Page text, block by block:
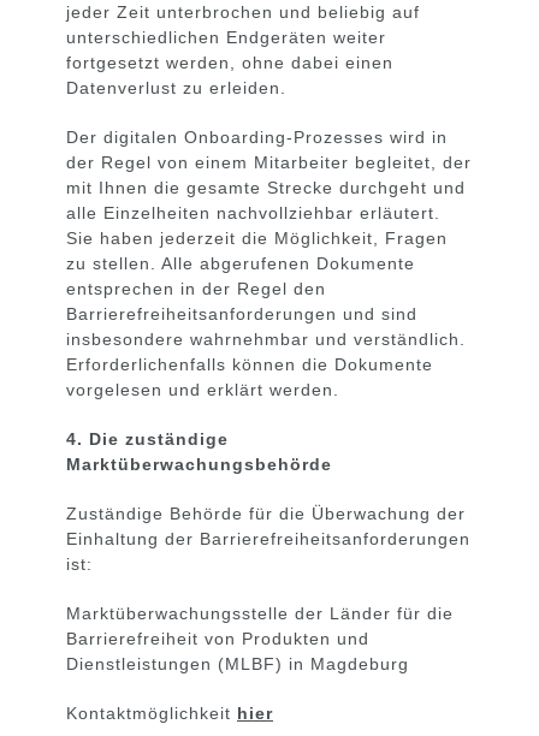
jeder Zeit unterbrochen und beliebig auf
unterschiedlichen Endgeräten weiter
fortgesetzt werden, ohne dabei einen
Datenverlust zu erleiden.
Der digitalen Onboarding-Prozesses wird in
der Regel von einem Mitarbeiter begleitet, der
mit Ihnen die gesamte Strecke durchgeht und
alle Einzelheiten nachvollziehbar erläutert.
Sie haben jederzeit die Möglichkeit, Fragen
zu stellen. Alle abgerufenen Dokumente
entsprechen in der Regel den
Barrierefreiheitsanforderungen und sind
insbesondere wahrnehmbar und verständlich.
Erforderlichenfalls können die Dokumente
vorgelesen und erklärt werden.
4. Die zuständige
Marktüberwachungsbehörde
Zuständige Behörde für die Überwachung der
Einhaltung der Barrierefreiheitsanforderungen
ist:
Marktüberwachungsstelle der Länder für die
Barrierefreiheit von Produkten und
Dienstleistungen (MLBF) in Magdeburg
Kontaktmöglichkeit hier